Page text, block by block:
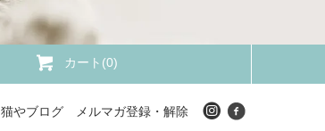
カート(0)
猫やブログ メルマガ登録・解除